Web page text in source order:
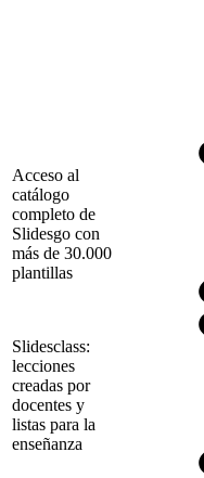
Acceso al
catálogo
completo de
Slidesgo con
más de 30.000
plantillas
Slidesclass:
lecciones
creadas por
docentes y
listas para la
enseñanza